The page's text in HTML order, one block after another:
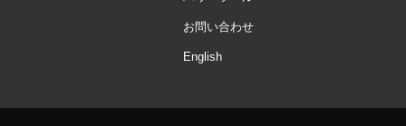
お問い合わせ
English